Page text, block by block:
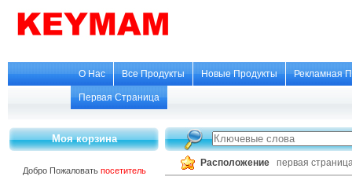
О Нас Все Продукты Новые Продукты Рекламная
Первая Страница
Моя корзина
Добро Пожаловать посетитель
Расположение первая